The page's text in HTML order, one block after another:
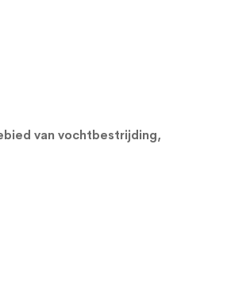
van vochtbestrijding,